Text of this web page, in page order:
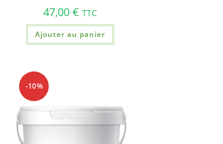
47,00 € TTC
Ajouter au panier
-10%